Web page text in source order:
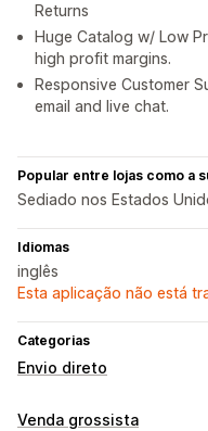
Returns
Huge Catalog w/ Low
high profit margins.
Responsive Customer
email and live chat.
Popular entre lojas como a
Sediado nos Estados
Idiomas
inglês
Esta aplicação não está
Categorias
Envio direto
Produtos que pode vender
Venda grossista